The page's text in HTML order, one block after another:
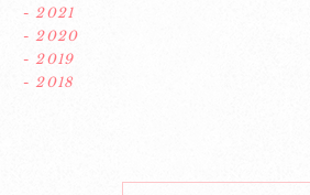
- 2021
- 2020
- 2019
- 2018